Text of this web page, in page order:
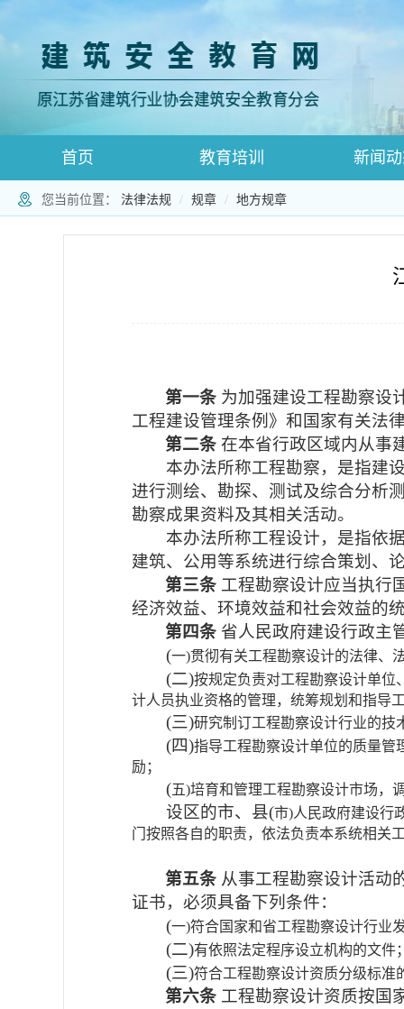
首页 教育培训 新闻
登录跳转 师资登录页面
您当前位置： 法律法规 规章 地方规章
第一条 为加强建设工程勘察设
工程建设管理条例》和国家有关法
第二条在本省行政区域内从事
本办法所称工程勘察，是指建
进行测绘、勘探、测试及综合分析
勘察成果资料及其相关活动。
本办法所称工程设计，是指依
建筑、公用等系统进行综合策划、
第三条 工程勘察设计应当执行
经济效益、环境效益和社会效益的
第四条 省人民政府建设行政主
(一)贯彻有关工程勘察设计的法律、
(二)按规定负责对工程勘察设计单位
计人员执业资格的管理，统筹规划和指导
(三)研究制订工程勘察设计行业的技
(四)指导工程勘察设计单位的质量管
励；
(五)培育和管理工程勘察设计市场，
设区的市、县(市)人民政府建设行
门按照各自的职责，依法负责本系统相关
第五条 从事工程勘察设计活动
证书，必须具备下列条件：
(一)符合国家和省工程勘察设计行业
(二)有依照法定程序设立机构的文件
(三)符合工程勘察设计资质分级标准
第六条 工程勘察设计资质按国